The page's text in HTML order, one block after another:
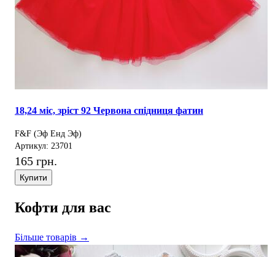
18,24 міс, зріст 92 Червона спідниця фатин
F&F (Эф Енд Эф)
Артикул: 23701
165 грн.
Купити
Кофти для вас
Більше товарів →